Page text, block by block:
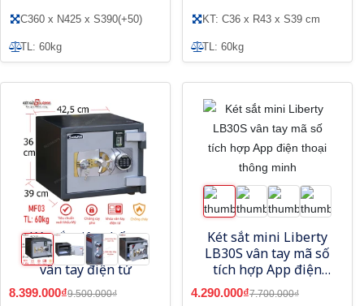
C360 x N425 x S390(+50)
TL: 60kg
KT: C36 x R43 x S39 cm
TL: 60kg
Két sắt siêu chống
trộm Samurai MF03
vân tay điện tử
8.399.000₫9.500.000₫
Két sắt mini Liberty
LB30S vân tay mã số
tích hợp App điện
thoại thông minh
4.290.000₫7.700.000₫